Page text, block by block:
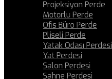
Projeksiyon Perde
Motorlu Perde
Ofis Büro Perde
Pliseli Perde
Yatak Odası Perdesi
Yat Perdesi
Salon Perdesi
Sahne Perdesi